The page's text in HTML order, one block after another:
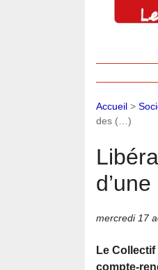
Accueil >
des (…)
mercredi 17
Le
compte-